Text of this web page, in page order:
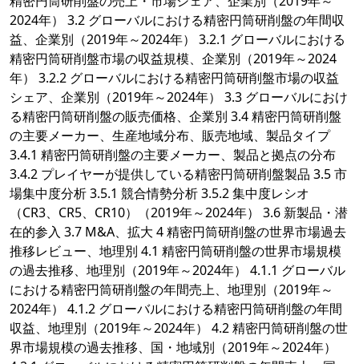
2024年） 3.2 グローバルにおける精密円筒研削盤の年間収
益、企業別（2019年～2024年） 3.2.1 グローバルにおける
精密円筒研削盤市場の収益規模、企業別（2019年～2024
年） 3.2.2 グローバルにおける精密円筒研削盤市場の収益
シェア、企業別（2019年～2024年） 3.3 グローバルにおけ
る精密円筒研削盤の販売価格、企業別 3.4 精密円筒研削盤
の主要メーカー、生産地域分布、販売地域、製品タイプ
3.4.1 精密円筒研削盤の主要メーカー、製品と拠点の分布
3.4.2 プレイヤーが提供している精密円筒研削盤製品 3.5 市
場集中度分析 3.5.1 競合情勢分析 3.5.2 集中度レシオ
（CR3、CR5、CR10）（2019年～2024年） 3.6 新製品・潜
在的参入 3.7 M&A、拡大 4 精密円筒研削盤の世界市場過去
推移レビュー、地理別 4.1 精密円筒研削盤の世界市場規模
の過去推移、地理別（2019年～2024年） 4.1.1 グローバル
における精密円筒研削盤の年間売上、地理別（2019年～
2024年） 4.1.2 グローバルにおける精密円筒研削盤の年間
収益、地理別（2019年～2024年） 4.2 精密円筒研削盤の世
界市場規模の過去推移、国・地域別（2019年～2024年）